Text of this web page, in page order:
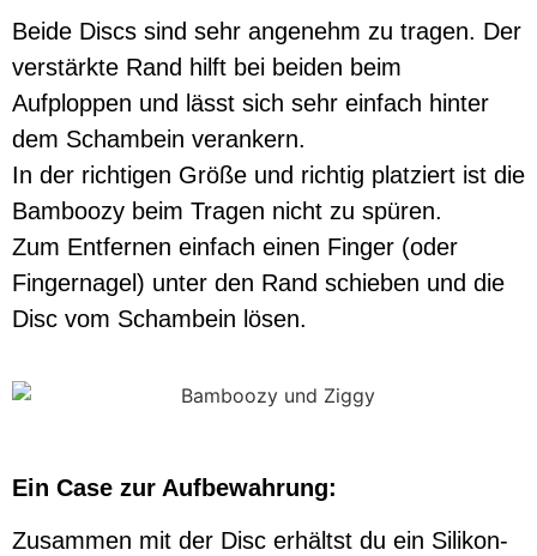
Beide Discs sind sehr angenehm zu tragen. Der
verstärkte Rand hilft bei beiden beim
Aufploppen und lässt sich sehr einfach hinter
dem Schambein verankern.
In der richtigen Größe und richtig platziert ist die
Bamboozy beim Tragen nicht zu spüren.
Zum Entfernen einfach einen Finger (oder
Fingernagel) unter den Rand schieben und die
Disc vom Schambein lösen.
Ein Case zur Aufbewahrung:
Zusammen mit der Disc erhältst du ein Silikon-